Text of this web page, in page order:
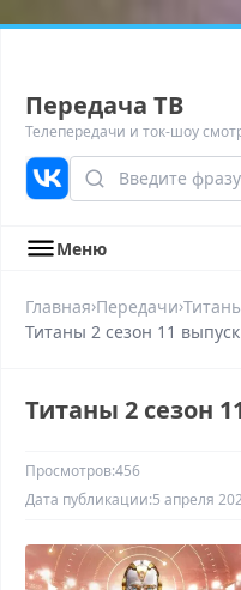
Передача ТВ
Телепередачи и ток-шоу
Меню
Главная›Передачи›
Титаны 2 сезон 11
Титаны 2 сезон
Просмотров:456
Дата публикации:5 апреля